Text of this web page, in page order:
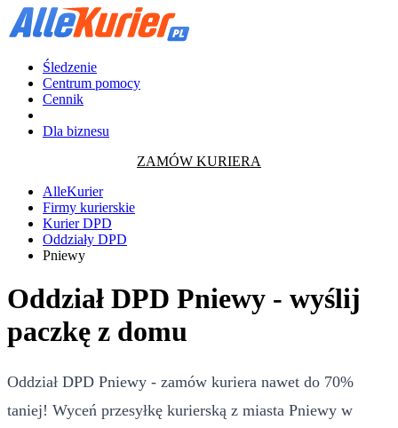
Śledzenie
Centrum pomocy
Cennik
Dla biznesu
ZAMÓW KURIERA
AlleKurier
Firmy kurierskie
Kurier DPD
Oddziały DPD
Pniewy
Oddział DPD Pniewy - wyślij
paczkę z domu
Oddział DPD Pniewy - zamów kuriera nawet do 70%
taniej! Wyceń przesyłkę kurierską z miasta Pniewy w